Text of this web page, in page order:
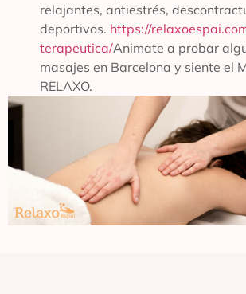
relajantes, antiestrés,
deportivos. https://
terapeutica/Animate a probar
masajes en Barcelona y siente el
RELAXO.